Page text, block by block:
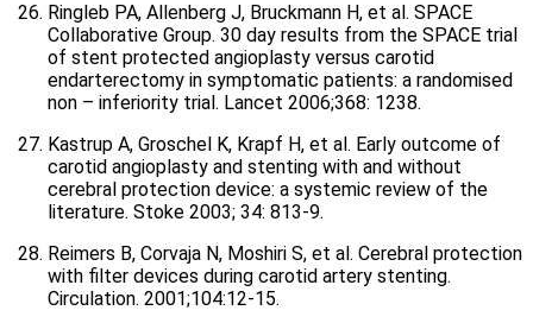
Ringleb PA, Allenberg J, Bruckmann H, et al. SPACE
Collaborative Group. 30 day results from the SPACE trial
of stent protected angioplasty versus carotid
endarterectomy in symptomatic patients: a randomised
non – inferiority trial. Lancet 2006;368: 1238.
Kastrup A, Groschel K, Krapf H, et al. Early outcome of
carotid angioplasty and stenting with and without
cerebral protection device: a systemic review of the
literature. Stoke 2003; 34: 813-9.
Reimers B, Corvaja N, Moshiri S, et al. Cerebral protection
with filter devices during carotid artery stenting.
Circulation. 2001;104:12-15.